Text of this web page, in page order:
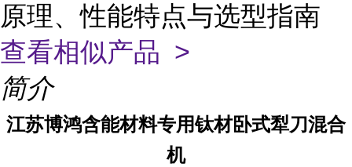
原理、性能特点与选型指南
查看相似产品 >
简介
江苏博鸿含能材料专用钛材卧式犁刀混合
机